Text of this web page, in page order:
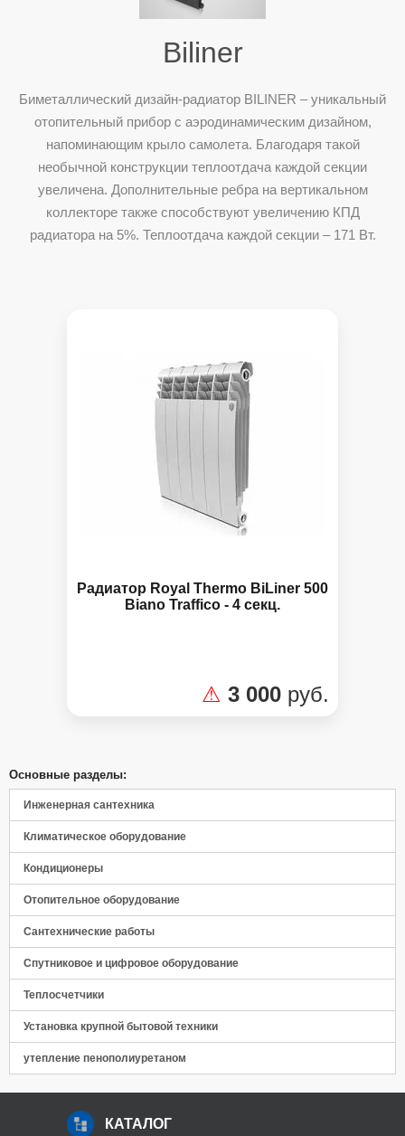
Biliner
Биметаллический дизайн-радиатор BILINER – уникальный
отопительный прибор с аэродинамическим дизайном,
напоминающим крыло самолета. Благодаря такой
необычной конструкции теплоотдача каждой секции
увеличена. Дополнительные ребра на вертикальном
коллекторе также способствуют увеличению КПД
радиатора на 5%. Теплоотдача каждой секции – 171 Вт.
Радиатор Royal Thermo BiLiner 500
Biano Traffico - 4 секц.
⚠ 3 000 руб.
Основные разделы:
Инженерная сантехника
Климатическое оборудование
Кондиционеры
Отопительное оборудование
Сантехнические работы
Спутниковое и цифровое оборудование
Теплосчетчики
Установка крупной бытовой техники
утепление пенополиуретаном
КАТАЛОГ
Панель управления